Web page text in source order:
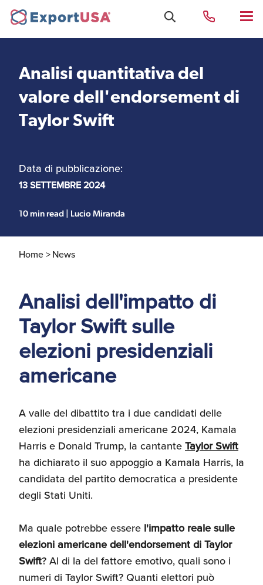
Uffici e Team Exportusa
di Rimini
ExportUSA a Bruxelles
Perchè gli Stati Uniti
I Partner di ExportUSA
New York, Corp.
Manuale pratico sul
commercio con gli USA
ExportUSA ottiene la
gli ITIN
Media
Recensioni delle
aziende italiane
assistite da ExportUSA
Fiscali
Visti USA
Servizi Expat Italiani
negli USA
Logistica
Ricerca Distributori di
Macchinari Industriali
Internazionalizzazione
e Accesso al Mercato
Analisi quantitativa del
valore dell'endorsement di
Taylor Swift
Data di pubblicazione:
13 SETTEMBRE 2024
10 min read | Lucio Miranda
Home >News
Analisi dell'impatto di
Taylor Swift sulle
elezioni presidenziali
americane
A valle del dibattito tra i due candidati delle
elezioni presidenziali americane 2024, Kamala
Harris e Donald Trump, la cantante Taylor Swift
ha dichiarato il suo appoggio a Kamala Harris, la
candidata del partito democratica a presidente
degli Stati Uniti.
Ma quale potrebbe essere l'impatto reale sulle
elezioni americane dell'endorsement di Taylor
Swift? Al di la del fattore emotivo, quali sono i
numeri di Taylor Swift? Quanti elettori può